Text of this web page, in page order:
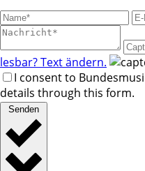
lesbar? Text ändern.
I consent to
details through this form.
Senden